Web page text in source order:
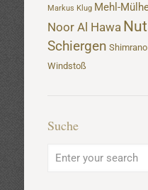
Markus Klug Mehl-
Noor Al Hawa
Schiergen Shimrano
Windstoß
Suche